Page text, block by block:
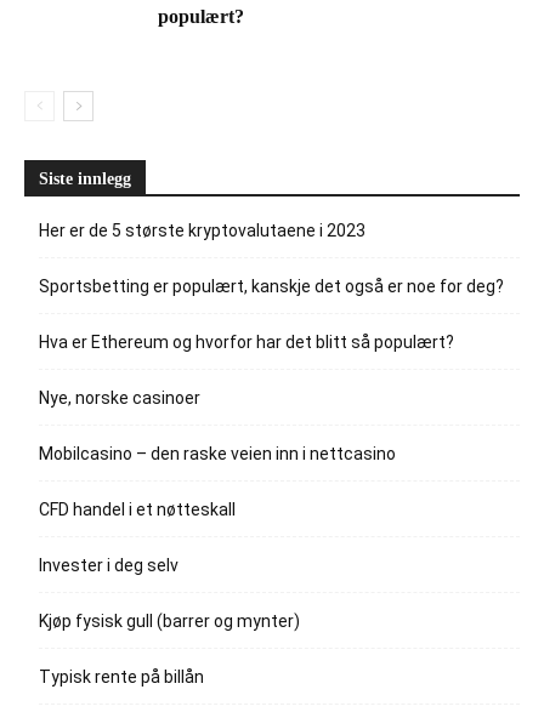
populært?
Siste innlegg
Her er de 5 største kryptovalutaene i 2023
Sportsbetting er populært, kanskje det også er noe for deg?
Hva er Ethereum og hvorfor har det blitt så populært?
Nye, norske casinoer
Mobilcasino – den raske veien inn i nettcasino
CFD handel i et nøtteskall
Invester i deg selv
Kjøp fysisk gull (barrer og mynter)
Typisk rente på billån